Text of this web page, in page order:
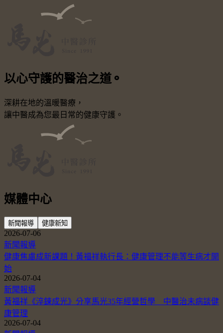
以心守護的醫治之道 ⚬
深耕在地的溫暖醫療，
讓中醫成為您最日常的健康守護。
媒體中心
新聞報導 健康新知
2026-07-06
新聞報導
健康焦慮成新課題！黃福祥執行長：健康管理不能等生病才開
始
2026-07-04
新聞報導
黃福祥《淬鍊成光》分享馬光35年經營哲學 中醫治未病談健
康管理
2026-07-04